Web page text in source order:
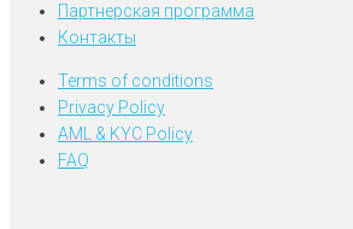
Партнерская программа
Контакты
Terms of conditions
Privacy Policy
AML & KYC Policy
FAQ